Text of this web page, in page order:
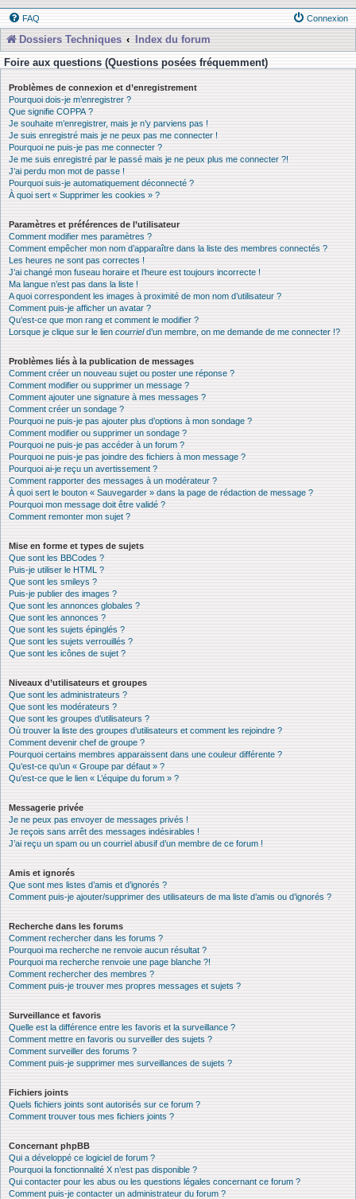
FAQ Connexion
Dossiers Techniques
Index du forum
Foire aux questions (Questions posées fréquemment)
Problèmes de connexion et d’enregistrement
Pourquoi dois-je m’enregistrer ?
Que signifie COPPA ?
Je souhaite m’enregistrer, mais je n’y parviens pas !
Je suis enregistré mais je ne peux pas me connecter !
Pourquoi ne puis-je pas me connecter ?
Je me suis enregistré par le passé mais je ne peux plus me connecter ?!
J’ai perdu mon mot de passe !
Pourquoi suis-je automatiquement déconnecté ?
À quoi sert « Supprimer les cookies » ?
Paramètres et préférences de l’utilisateur
Comment modifier mes paramètres ?
Comment empêcher mon nom d’apparaître dans la liste des membres connectés ?
Les heures ne sont pas correctes !
J’ai changé mon fuseau horaire et l’heure est toujours incorrecte !
Ma langue n’est pas dans la liste !
A quoi correspondent les images à proximité de mon nom d’utilisateur ?
Comment puis-je afficher un avatar ?
Qu’est-ce que mon rang et comment le modifier ?
Lorsque je clique sur le lien courrield’un membre, on me demande de me connecter !?
Problèmes liés à la publication de messages
Comment créer un nouveau sujet ou poster une réponse ?
Comment modifier ou supprimer un message ?
Comment ajouter une signature à mes messages ?
Comment créer un sondage ?
Pourquoi ne puis-je pas ajouter plus d’options à mon sondage ?
Comment modifier ou supprimer un sondage ?
Pourquoi ne puis-je pas accéder à un forum ?
Pourquoi ne puis-je pas joindre des fichiers à mon message ?
Pourquoi ai-je reçu un avertissement ?
Comment rapporter des messages à un modérateur ?
À quoi sert le bouton « Sauvegarder » dans la page de rédaction de message ?
Pourquoi mon message doit être validé ?
Comment remonter mon sujet ?
Mise en forme et types de sujets
Que sont les BBCodes ?
Puis-je utiliser le HTML ?
Que sont les smileys ?
Puis-je publier des images ?
Que sont les annonces globales ?
Que sont les annonces ?
Que sont les sujets épinglés ?
Que sont les sujets verrouillés ?
Que sont les icônes de sujet ?
Niveaux d’utilisateurs et groupes
Que sont les administrateurs ?
Que sont les modérateurs ?
Que sont les groupes d’utilisateurs ?
Où trouver la liste des groupes d’utilisateurs et comment les rejoindre ?
Comment devenir chef de groupe ?
Pourquoi certains membres apparaissent dans une couleur différente ?
Qu’est-ce qu’un « Groupe par défaut » ?
Qu’est-ce que le lien « L’équipe du forum » ?
Messagerie privée
Je ne peux pas envoyer de messages privés !
Je reçois sans arrêt des messages indésirables !
J’ai reçu un spam ou un courriel abusif d’un membre de ce forum !
Amis et ignorés
Que sont mes listes d’amis et d’ignorés ?
Comment puis-je ajouter/supprimer des utilisateurs de ma liste d’amis ou d’ignorés ?
Recherche dans les forums
Comment rechercher dans les forums ?
Pourquoi ma recherche ne renvoie aucun résultat ?
Pourquoi ma recherche renvoie une page blanche ?!
Comment rechercher des membres ?
Comment puis-je trouver mes propres messages et sujets ?
Surveillance et favoris
Quelle est la différence entre les favoris et la surveillance ?
Comment mettre en favoris ou surveiller des sujets ?
Comment surveiller des forums ?
Comment puis-je supprimer mes surveillances de sujets ?
Fichiers joints
Quels fichiers joints sont autorisés sur ce forum ?
Comment trouver tous mes fichiers joints ?
Concernant phpBB
Qui a développé ce logiciel de forum ?
Pourquoi la fonctionnalité X n’est pas disponible ?
Qui contacter pour les abus ou les questions légales concernant ce forum ?
Comment puis-je contacter un administrateur du forum ?